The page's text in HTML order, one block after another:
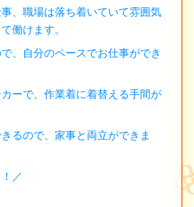
事、職場は落ち着いていて雰囲気
働けます。
、自分のペースでお仕事ができ
カーで、作業着に着替える手間が
るので、家事と両立ができま
／